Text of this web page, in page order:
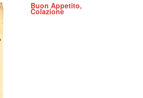
Buon Appetito,
Colazione